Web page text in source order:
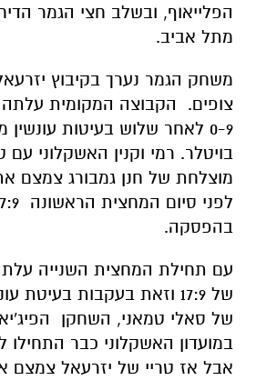
הפלייאוף, ובשלב חצי הגמר
מתל אביב.
צופים. הקבוצה המקומית עלתה
0-9 לאחר שלוש בעיטות
בויטלר. רמי וקנין האשקלוני
מוצלחת של חנן גמבורג צמצם
בהפסקה.
עם תחילת המחצית השנייה
של 17:9 וזאת בעקבות בעיטת
של סאלי טמאני, השחקן
במועדון האשקלוני כבר התחילו
אבל אז טריי של יזרעאל צמצם